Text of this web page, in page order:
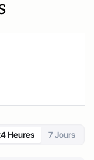
Heures 7 Jours